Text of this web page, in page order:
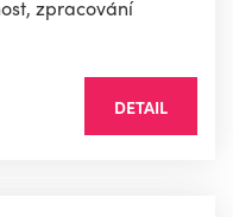
zpracování
DETAIL